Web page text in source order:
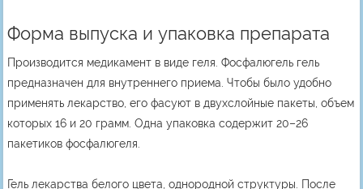
Форма выпуска и упаковка препарата
Производится медикамент в виде геля. Фосфалюгель гель
предназначен для внутреннего приема. Чтобы было удобно
применять лекарство, его фасуют в двухслойные пакеты, объем
которых 16 и 20 грамм. Одна упаковка содержит 20–26
пакетиков фосфалюгеля.
Гель лекарства белого цвета, однородной структуры. После